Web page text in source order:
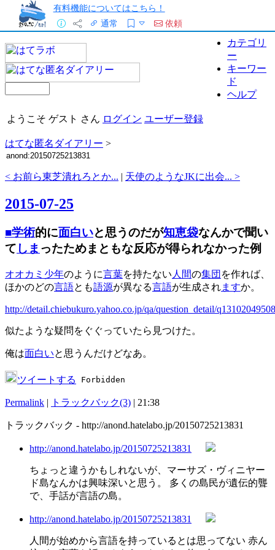
有料機能についてはこちら！
通常
依頼